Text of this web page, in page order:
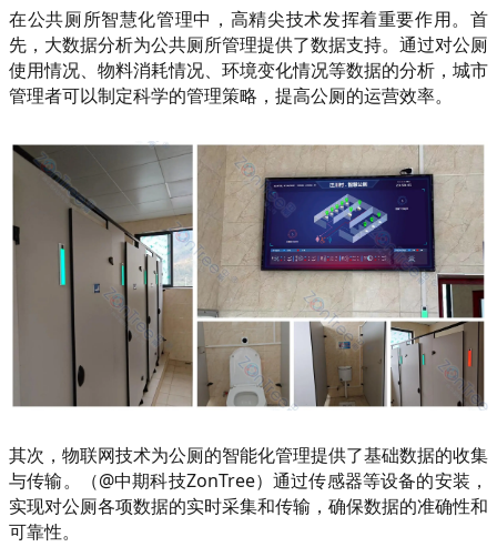
在公共厕所智慧化管理中，高精尖技术发挥着重要作用。首
先，大数据分析为公共厕所管理提供了数据支持。通过对公厕
使用情况、物料消耗情况、环境变化情况等数据的分析，城市
管理者可以制定科学的管理策略，提高公厕的运营效率。
其次，物联网技术为公厕的智能化管理提供了基础数据的收集
与传输。（@中期科技ZonTree）通过传感器等设备的安装，
实现对公厕各项数据的实时采集和传输，确保数据的准确性和
可靠性。